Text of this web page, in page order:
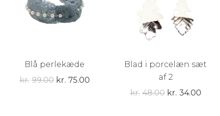
Blå perlekæde
kr. 99.00 Den
kr. 75.00Den
Blad i porcelæn sæt
af 2
kr. 48.00 Den
kr. 34.00Den